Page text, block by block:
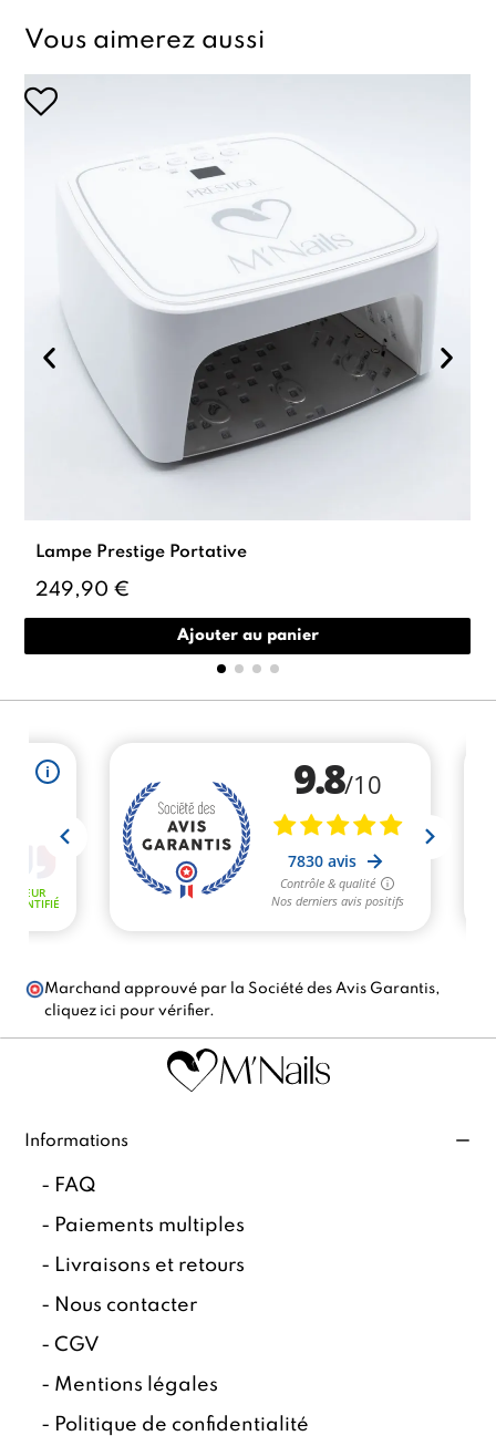
Vous aimerez aussi
Lampe Prestige Portative
249,90 €
Ajouter au panier
Marchand approuvé par la Société des Avis Garantis,
cliquez ici pour vérifier.
Informations
- FAQ
- Paiements multiples
- Livraisons et retours
- Nous contacter
-CGV
- Mentions légales
- Politique de confidentialité